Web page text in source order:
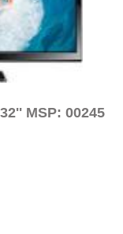
MSP: 00245